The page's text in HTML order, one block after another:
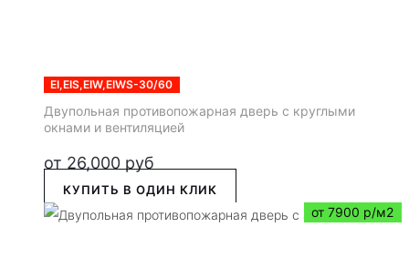
EI,EIS,EIW,EIWS-30/60
Двупольная противопожарная дверь с круглыми
окнами и вентиляцией
от 26,000 руб
КУПИТЬ В ОДИН КЛИК
от 7900 р/м2